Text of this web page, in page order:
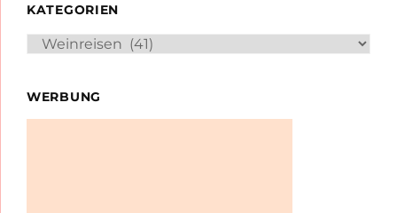
KATEGORIEN
Kategorien
WERBUNG